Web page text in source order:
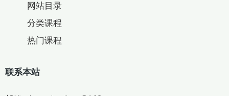
网站目录
分类课程
热门课程
联系本站